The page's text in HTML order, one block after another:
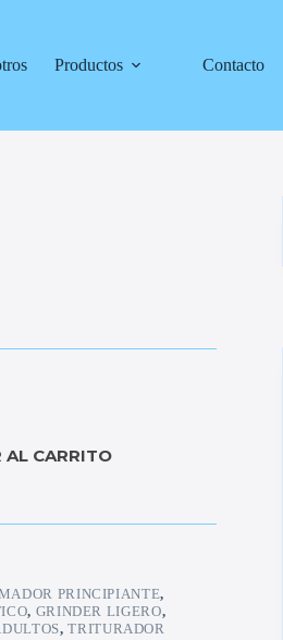
Productos Contacto
AL CARRITO
PRINCIPIANTE,
, GRINDER LIGERO,
,TRITURADOR